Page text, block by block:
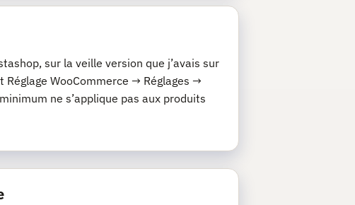
sur la veille version que j’avais sur
Réglage WooCommerce → Réglages →
ne s’applique pas aux produits